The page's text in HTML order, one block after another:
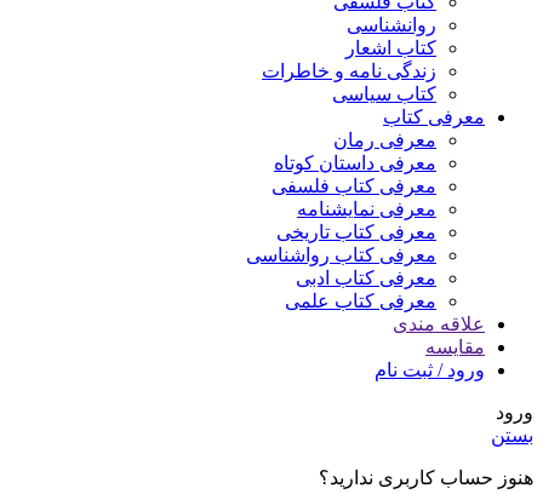
روانشناسی
کتاب اشعار
زندگی نامه و خاطرات
کتاب سیاسی
معرفی کتاب
معرفی رمان
معرفی داستان کوتاه
معرفی کتاب فلسفی
معرفی نمایشنامه
معرفی کتاب تاریخی
معرفی کتاب رواشناسی
معرفی کتاب ادبی
معرفی کتاب علمی
علاقه مندی
مقایسه
ورود / ثبت نام
ورود
بستن
هنوز حساب کاربری ندارید؟